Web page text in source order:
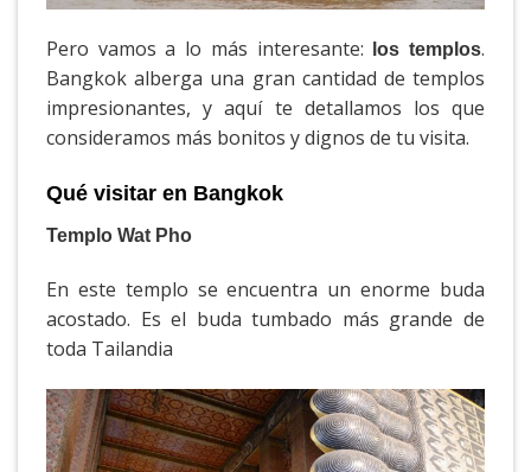
Pero vamos a lo más interesante: los templos.
Bangkok alberga una gran cantidad de templos
impresionantes, y aquí te detallamos los que
consideramos más bonitos y dignos de tu visita.
Qué visitar en Bangkok
Templo Wat Pho
En este templo se encuentra un enorme buda
acostado. Es el buda tumbado más grande de
toda Tailandia